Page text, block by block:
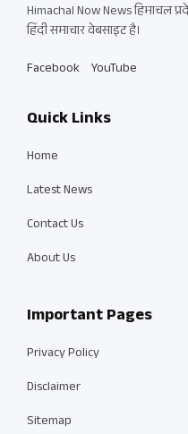
Himachal Now News हिमाचल
हिंदी समाचार वेबसाइट है।
Facebook YouTube
Quick Links
Home
Latest News
Contact Us
About Us
Important Pages
Privacy Policy
Disclaimer
Sitemap